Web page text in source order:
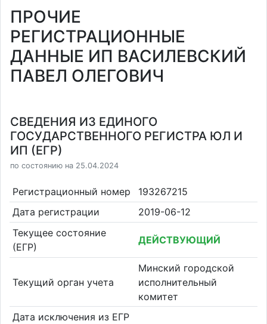
ПРОЧИЕ
РЕГИСТРАЦИОННЫЕ
ДАННЫЕ ИП ВАСИЛЕВСКИЙ
ПАВЕЛ ОЛЕГОВИЧ
СВЕДЕНИЯ ИЗ ЕДИНОГО
ГОСУДАРСТВЕННОГО РЕГИСТРА ЮЛ И
ИП (ЕГР)
по состоянию на 25.04.2024
Регистрационный номер
193267215
Дата регистрации
2019-06-12
Текущее состояние
(ЕГР)
ДЕЙСТВУЮЩИЙ
Текущий орган учета
Минский городской
исполнительный
комитет
Дата исключения из ЕГР